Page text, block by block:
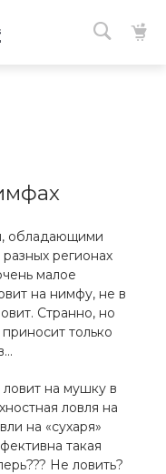
обладающими
регионах
малое
на нимфу, не в
Странно, но
только
ловит на мушку в
ловля на
на «сухаря»
такая
Не ловить?